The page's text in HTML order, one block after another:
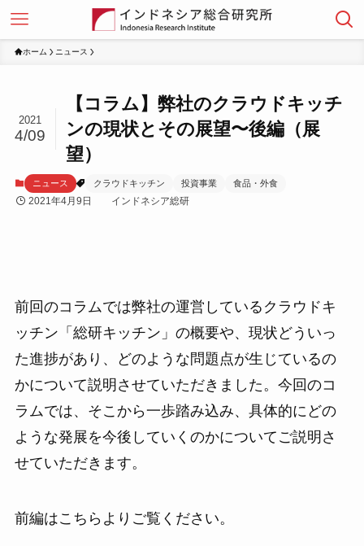
ホーム ニュース
【コラム】弊社のクラウドキッチ
ンの現状とその展望〜後編（展
望）
2021
4/09
ニュース クラウドキッチン 投資事業 食品・外食
2021年4月9日 インドネシア総研
前回のコラムでは弊社の運営しているクラウドキ
ッチン「総研キッチン」の概要や、現状どういっ
た進捗があり、どのような問題点が生じているの
かについて説明させていただきました。今回のコ
ラムでは、そこから一歩踏み込み、具体的にどの
ような発展を今後していくのかについてご説明さ
せていただきます。
前編はこちらよりご覧ください。